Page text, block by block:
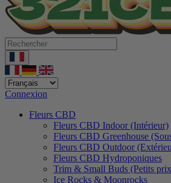
Connexion
Fleurs CBD
Fleurs CBD Indoor (Intérieur)
Fleurs CBD Greenhouse
Fleurs CBD Outdoor
Fleurs CBD Hydroponiques
Trim & Small Buds (Petits
Ice Rocks & Moonrocks